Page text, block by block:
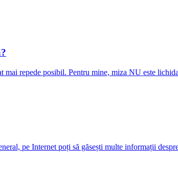
mai repede posibil. Pentru mine, miza NU este
pe Internet poți să găsești multe informații